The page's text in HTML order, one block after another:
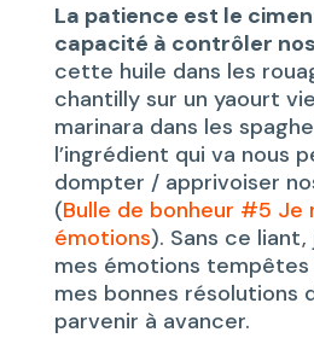
La patience est le
capacité à contrôler
cette huile dans les
chantilly sur un yaourt
marinara dans les
l’ingrédient qui va nous
dompter / apprivoiser
(Bulle de bonheur #5 Je
émotions). Sans ce
mes émotions tempêtes
mes bonnes résolutions
parvenir à avancer.